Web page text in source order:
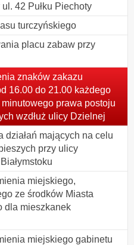
42 Pułku Piechoty
turczyńskiego
placu zabaw przy
znaków zakazu
16.00 do 21.00 każdego
prawa postoju
wzdłuż ulicy Dzielnej
działań mających na celu
przy ulicy
miejskiego,
ze środków Miasta
dla mieszkanek
miejskiego gabinetu